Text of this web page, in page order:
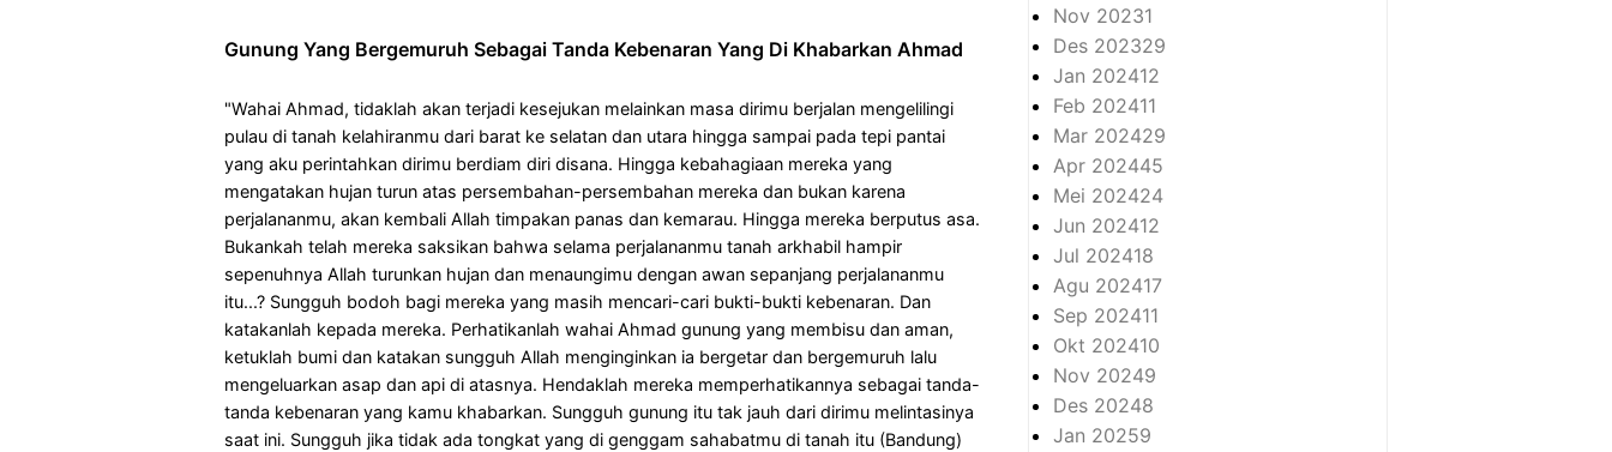
Gunung Yang Bergemuruh Sebagai Tanda Kebenaran Yang Di Khabarkan Ahmad
"Wahai Ahmad, tidaklah akan terjadi kesejukan melainkan masa dirimu berjalan mengelilingi
pulau di tanah kelahiranmu dari barat ke selatan dan utara hingga sampai pada tepi pantai
yang aku perintahkan dirimu berdiam diri disana. Hingga kebahagiaan mereka yang
mengatakan hujan turun atas persembahan-persembahan mereka dan bukan karena
perjalananmu, akan kembali Allah timpakan panas dan kemarau. Hingga mereka berputus asa.
Bukankah telah mereka saksikan bahwa selama perjalananmu tanah arkhabil hampir
sepenuhnya Allah turunkan hujan dan menaungimu dengan awan sepanjang perjalananmu
itu...? Sungguh bodoh bagi mereka yang masih mencari-cari bukti-bukti kebenaran. Dan
katakanlah kepada mereka. Perhatikanlah wahai Ahmad gunung yang membisu dan aman,
ketuklah bumi dan katakan sungguh Allah menginginkan ia bergetar dan bergemuruh lalu
mengeluarkan asap dan api di atasnya. Hendaklah mereka memperhatikannya sebagai tanda-
tanda kebenaran yang kamu khabarkan. Sungguh gunung itu tak jauh dari dirimu melintasinya
saat ini. Sungguh jika tidak ada tongkat yang di genggam sahabatmu di tanah itu (Bandung)
Nov 20231
Des 202329
Jan 202412
Feb 202411
Mar 202429
Apr 202445
Mei 202424
Jun 202412
Jul 202418
Agu 202417
Sep 202411
Okt 202410
Nov 20249
Des 20248
Jan 20259